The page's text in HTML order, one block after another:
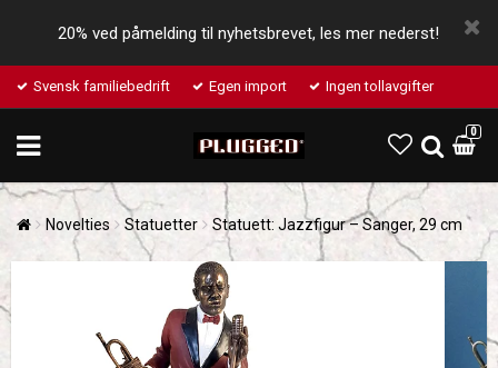
20% ved påmelding til nyhetsbrevet, les mer nederst!
Svensk familiebedrift Egen import Ingen tollavgifter
0
Novelties Statuetter Statuett: Jazzfigur – Sanger, 29 cm